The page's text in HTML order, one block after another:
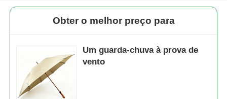
Obter o melhor preço para
Um guarda-chuva à prova de
vento